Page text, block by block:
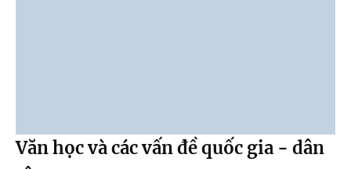
Văn học và các vấn đề quốc gia - dân